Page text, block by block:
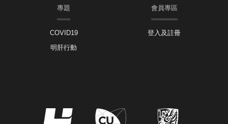
專題
COVID19
明肝行動
會員專區
登入及註冊